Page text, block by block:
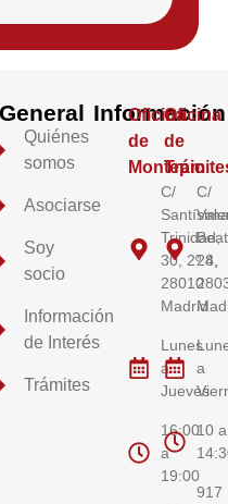
General
Quiénes
somos
Asociarse
Soy
socio
Información
de Interés
Trámites
Información
Oficina
de
Montepio
C/
Trinidad,
30, 2º 8,
28010
Madrid
Lunes
a
Jueves
16:00
a
19:00
Oficina
de
C/
24,
a
10 a
917